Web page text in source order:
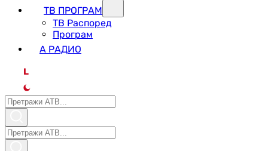
ТВ ПРОГРАМ
ТВ Распоред
Програм
А РАДИО
L